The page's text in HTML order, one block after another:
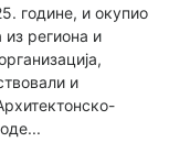
године, и окупио
из региона и
и